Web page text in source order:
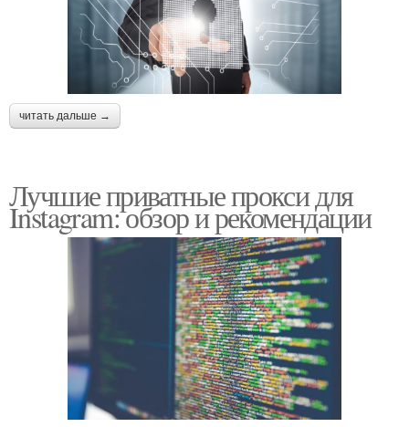
читать дальше →
Лучшие приватные прокси для
Instagram: обзор и рекомендации